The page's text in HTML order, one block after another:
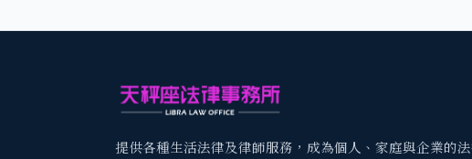
提供各種生活法律及律師服務，成為個人、家庭與企業的法